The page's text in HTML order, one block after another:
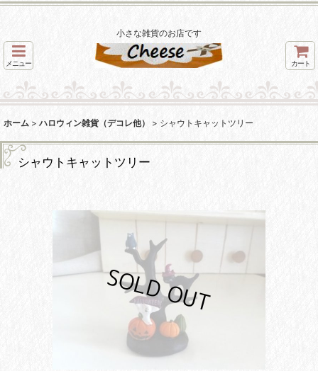
小さな雑貨のお店です
メニュー カート
ホーム > ハロウィン雑貨（デコレ他） > シャウトキャットツリー
シャウトキャットツリー